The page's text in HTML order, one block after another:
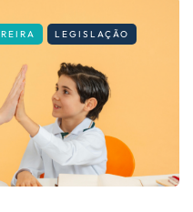
LEGISLAÇÃO